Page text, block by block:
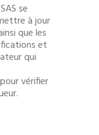
se
à jour
que les
et
qui
vérifier